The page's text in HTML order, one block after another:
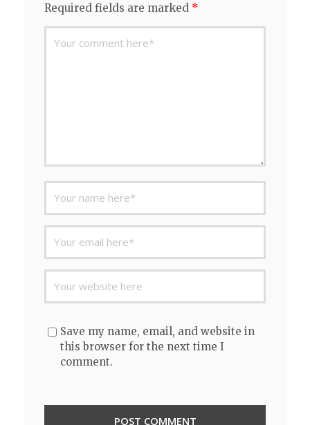
Required fields are marked *
Save my name, email, and website in
this browser for the next time I
comment.